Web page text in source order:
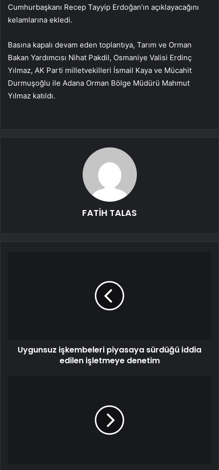
Cumhurbaşkanı Recep Tayyip Erdoğan’ın açıklayacağını
kelamlarına ekledi.
Basına kapalı devam eden toplantıya, Tarım ve Orman
Bakan Yardımcısı Nihat Pakdil, Osmaniye Valisi Erdinç
Yılmaz, AK Parti milletvekilleri İsmail Kaya ve Mücahit
Durmuşoğlu ile Adana Orman Bölge Müdürü Mahmut
Yılmaz katıldı.
FATİH TALAS
Uygunsuz işkembeleri piyasaya sürdüğü iddia
edilen işletmeye denetim